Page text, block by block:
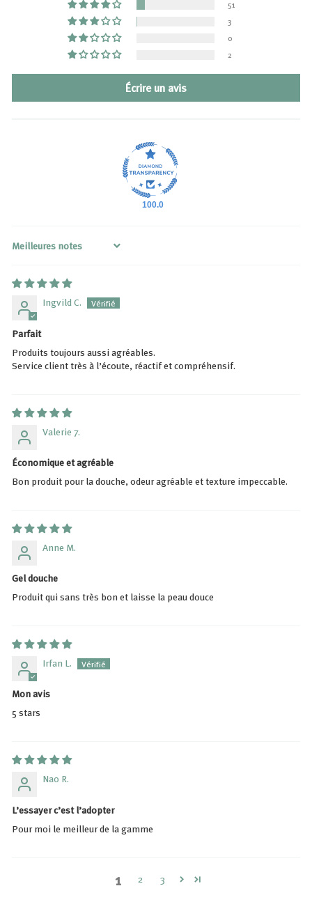
51
3
0
2
Écrire un avis
100.0
Sort by
Ingvild C.
Parfait
Produits toujours aussi agréables.
Service client très à l’écoute, réactif et compréhensif.
Valerie 7.
Économique et agréable
Bon produit pour la douche, odeur agréable et texture impeccable.
Anne M.
Gel douche
Produit qui sans très bon et laisse la peau douce
Irfan L.
Mon avis
5 stars
Nao R.
L’essayer c’est l’adopter
Pour moi le meilleur de la gamme
1 2 3